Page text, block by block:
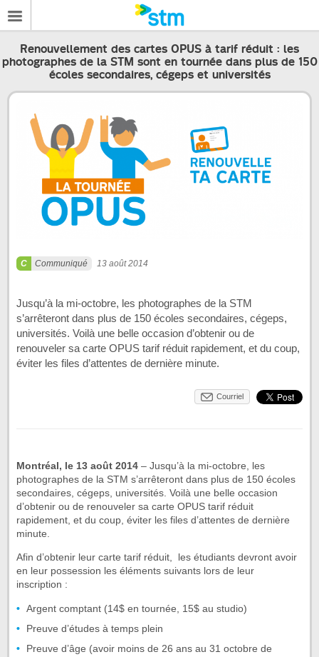
Renouvellement des cartes OPUS à tarif réduit : les
photographes de la STM sont en tournée dans plus de 150
écoles secondaires, cégeps et universités
Communiqué 13 août 2014
Jusqu’à la mi-octobre, les photographes de la STM
s’arrêteront dans plus de 150 écoles secondaires, cégeps,
universités. Voilà une belle occasion d’obtenir ou de
renouveler sa carte OPUS tarif réduit rapidement, et du coup,
éviter les files d’attentes de dernière minute.
Courriel
Montréal, le 13 août 2014 – Jusqu’à la mi-octobre, les
photographes de la STM s’arrêteront dans plus de 150 écoles
secondaires, cégeps, universités. Voilà une belle occasion
d’obtenir ou de renouveler sa carte OPUS tarif réduit
rapidement, et du coup, éviter les files d’attentes de dernière
minute.
Afin d’obtenir leur carte tarif réduit, les étudiants devront avoir
en leur possession les éléments suivants lors de leur
inscription :
Argent comptant (14$ en tournée, 15$ au studio)
Preuve d’études à temps plein
Preuve d’âge (avoir moins de 26 ans au 31 octobre de